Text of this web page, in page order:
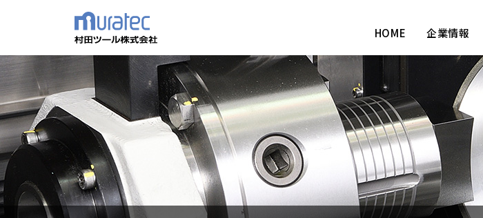
HOME 企業情報